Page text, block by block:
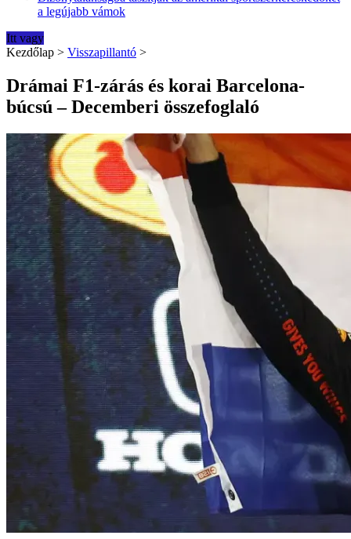
a legújabb vámok
Itt vagy
Kezdőlap > Visszapillantó >
Drámai F1-zárás és korai Barcelona-
búcsú – Decemberi összefoglaló